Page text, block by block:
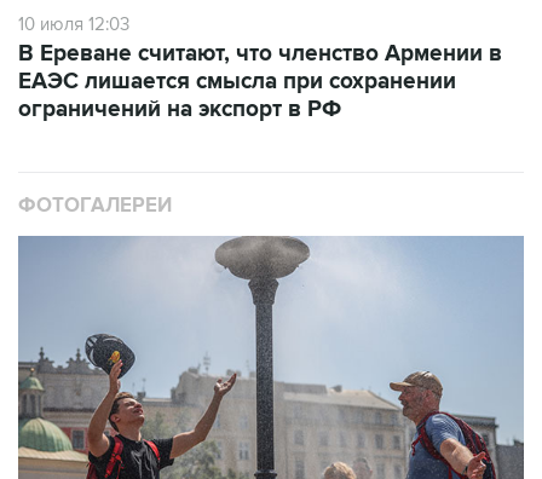
10 июля 12:03
В Ереване считают, что членство Армении в
ЕАЭС лишается смысла при сохранении
ограничений на экспорт в РФ
ФОТОГАЛЕРЕИ